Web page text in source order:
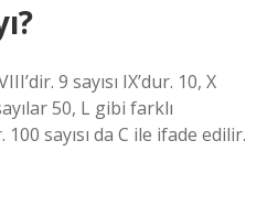
9 sayısı IX’dur. 10, X
50, L gibi farklı
sayısı da C ile ifade edilir.